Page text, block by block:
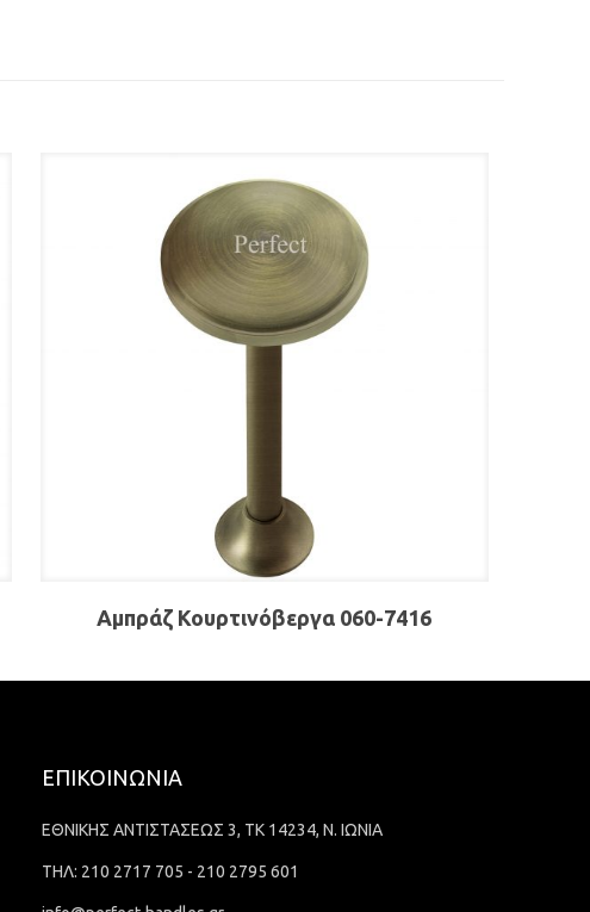
Αμπράζ Κουρτινόβεργα 060-7416
ΕΠΙΚΟΙΝΩΝΙΑ
ΕΘΝΙΚΗΣ ΑΝΤΙΣΤΑΣΕΩΣ 3, ΤΚ 14234, Ν. ΙΩΝΙΑ
ΤΗΛ: 210 2717 705 - 210 2795 601